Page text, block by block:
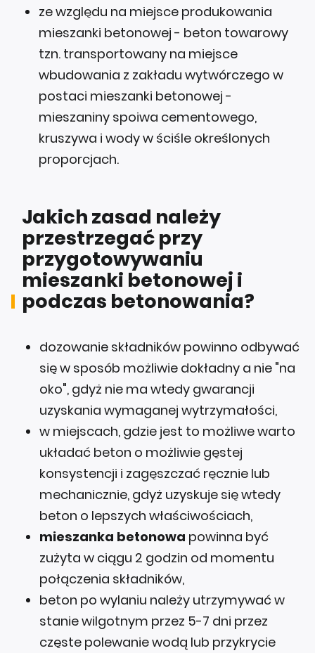
ze względu na miejsce produkowania
mieszanki betonowej - beton towarowy
tzn. transportowany na miejsce
wbudowania z zakładu wytwórczego w
postaci mieszanki betonowej -
mieszaniny spoiwa cementowego,
kruszywa i wody w ściśle określonych
proporcjach.
Jakich zasad należy
przestrzegać przy
przygotowywaniu
mieszanki betonowej i
podczas betonowania?
dozowanie składników powinno odbywać
się w sposób możliwie dokładny a nie "na
oko", gdyż nie ma wtedy gwarancji
uzyskania wymaganej wytrzymałości,
w miejscach, gdzie jest to możliwe warto
układać beton o możliwie gęstej
konsystencji i zagęszczać ręcznie lub
mechanicznie, gdyż uzyskuje się wtedy
beton o lepszych właściwościach,
mieszanka betonowa powinna być
zużyta w ciągu 2 godzin od momentu
połączenia składników,
beton po wylaniu należy utrzymywać w
stanie wilgotnym przez 5-7 dni przez
częste polewanie wodą lub przykrycie